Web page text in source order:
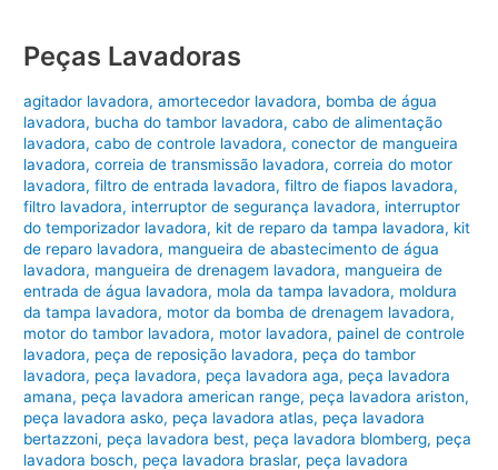
Peças Lavadoras
agitador lavadora,amortecedor lavadora, bomba de água
lavadora, bucha do tambor lavadora,cabo de alimentação
lavadora,cabo de controle lavadora,conector de mangueira
lavadora,correia de transmissão lavadora,correia do motor
lavadora,filtro de entrada lavadora,filtro de fiapos lavadora,
filtro lavadora, interruptor de segurança lavadora, interruptor
do temporizador lavadora, kit de reparo da tampa lavadora, kit
de reparo lavadora, mangueira de abastecimento de água
lavadora, mangueira de drenagem lavadora, mangueira de
entrada de água lavadora, mola da tampa lavadora, moldura
da tampa lavadora, motor da bomba de drenagem lavadora,
motor do tambor lavadora, motor lavadora, painel de controle
lavadora, peça de reposição lavadora, peça do tambor
lavadora, peça lavadora, peça lavadora aga, peça lavadora
amana, peça lavadora american range, peça lavadora ariston,
peça lavadora asko, peça lavadora atlas, peça lavadora
bertazzoni, peça lavadora best, peça lavadora blomberg, peça
lavadora bosch, peça lavadora braslar, peça lavadora